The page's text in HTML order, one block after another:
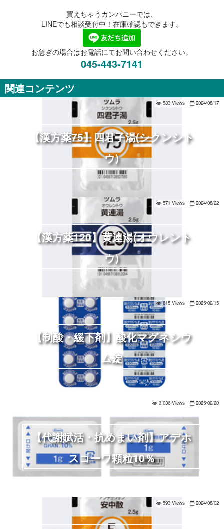
買えちゃうカンパニーでは、
LINEでも相談受付中！在庫確認もできます。
お急ぎの場合はお電話にてお問い合わせください。
045-443-7141
関連コンテンツ
【漢方薬75】四君子湯(シクンシト
ウ)
583 Views 2024/08/17
【漢方薬120】黄連湯(オウレント
ウ)
571 Views 2024/08/22
【制酸・緩下剤】酸化マグネシウ
ム錠
815 Views 2025/02/15
【代謝賦活・抗めまい剤】アデホ
スコーワ顆粒10％
3,036 Views 2025/02/20
593 Views 2024/08/02